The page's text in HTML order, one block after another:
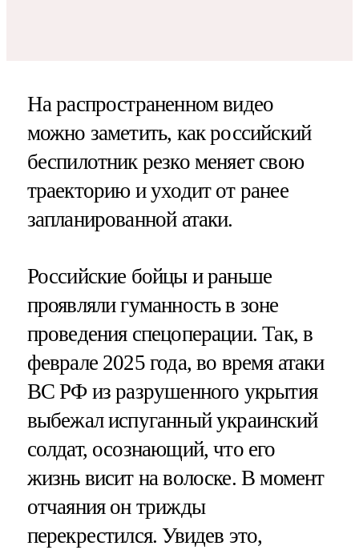
На распространенном видео
можно заметить, как российский
беспилотник резко меняет свою
траекторию и уходит от ранее
запланированной атаки.
Российские бойцы и раньше
проявляли гуманность в зоне
проведения спецоперации. Так, в
феврале 2025 года, во время атаки
ВС РФ из разрушенного укрытия
выбежал испуганный украинский
солдат, осознающий, что его
жизнь висит на волоске. В момент
отчаяния он трижды
перекрестился. Увидев это,